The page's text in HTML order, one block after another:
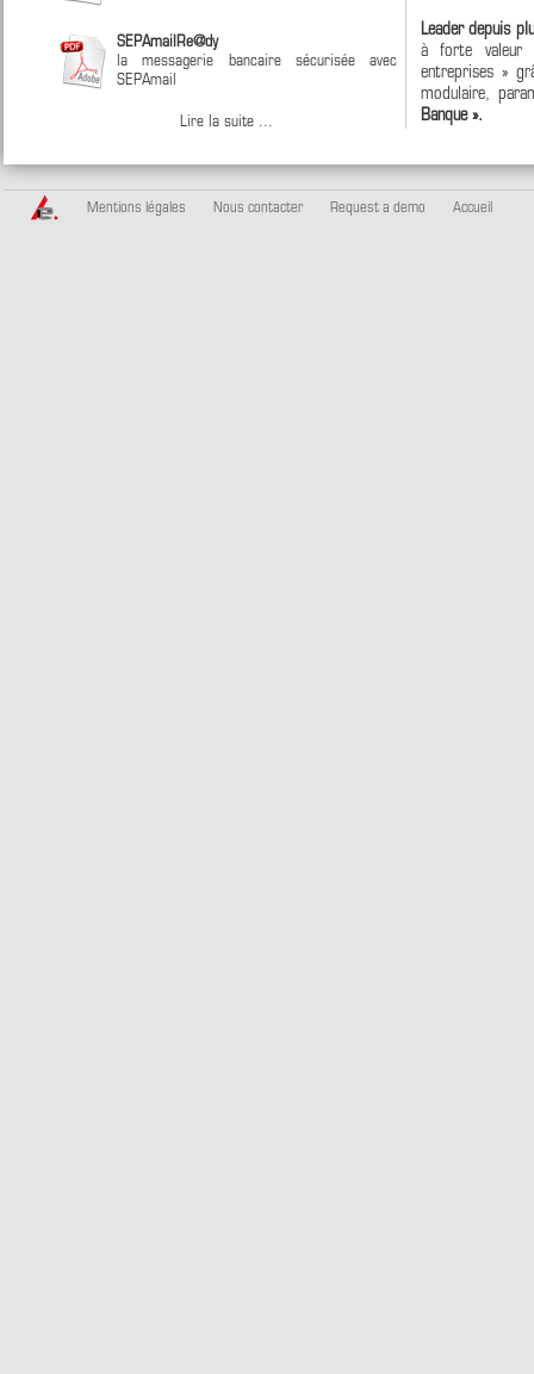
SEPAmailRe@dy
la messagerie bancaire sécurisée avec
SEPAmail
Lire la suite ...
Leader depuis
à forte valeur
entreprises »
modulaire,
Banque ».
Mentions légales Nous contacter Request a demo Accueil